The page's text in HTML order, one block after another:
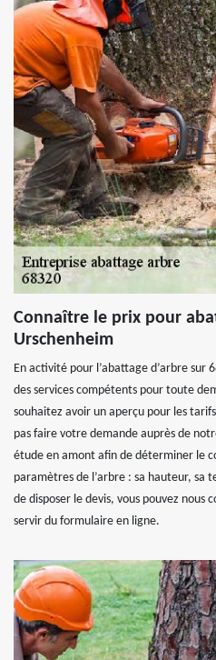
Connaître le prix pour
Urschenheim
En activité pour l’abattage d’arbre
des services compétents pour toute
souhaitez avoir un aperçu pour les
pas faire votre demande auprès de
étude en amont afin de déterminer le
paramètres de l’arbre : sa hauteur, sa
de disposer le devis, vous pouvez
servir du formulaire en ligne.